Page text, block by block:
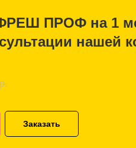
ПРОФ на 1
нашей
р.
Заказать